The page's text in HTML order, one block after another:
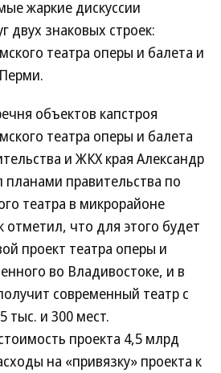
жаркие дискуссии
двух знаковых строек:
театра оперы и балета и
объектов капстроя
театра оперы и балета
и ЖКХ края Александр
планами правительства по
театра в микрорайоне
отметил, что для этого будет
проект театра оперы и
во Владивостоке, и в
современный театр с
тыс. и 300 мест.
проекта 4,5 млрд
на «привязку» проекта к